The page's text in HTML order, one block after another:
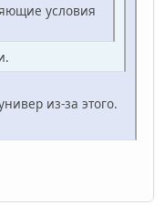
условия
из-за этого.